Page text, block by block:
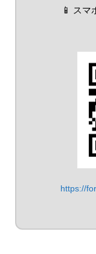
📱 スマ
https://